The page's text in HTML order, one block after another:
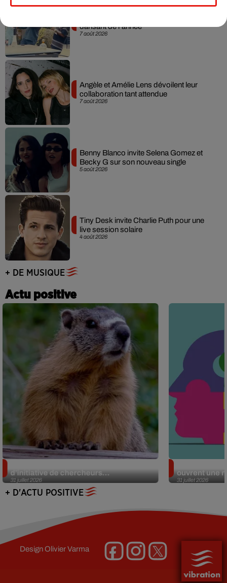
7 août 2026
dansant de l’année
7 août 2026
Angèle et Amélie Lens dévoilent leur
collaboration tant attendue
5 août 2026
Benny Blanco invite Selena Gomez et
Becky G sur son nouveau single
4 août 2026
Tiny Desk invite Charlie Puth pour une
live session solaire
+ DE MUSIQUE
Actu positive
31 juillet 2026
d’initiative de chercheurs...
31 juillet 2026
ouvrent une
+ D'ACTU POSITIVE
DesignOlivier Varma